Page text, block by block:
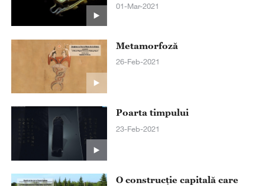
01-Mar-2021
Metamorfoză
26-Feb-2021
Poarta timpului
23-Feb-2021
O construcție capitală care